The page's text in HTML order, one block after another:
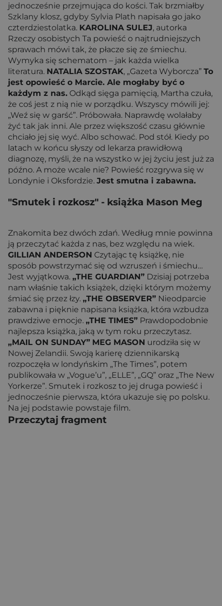
jednocześnie przejmująca do kości. Tak brzmiałby
Szklany klosz, gdyby Sylvia Plath napisała go jako
czterdziestolatka. KAROLINA SULEJ, autorka
Rzeczy osobistych Ta powieść o najtrudniejszych
sprawach mówi tak, że płacze się ze śmiechu.
Wymyka się schematom – jak każda wielka
literatura. NATALIA SZOSTAK, „Gazeta Wyborcza” To
jest opowieść o Marcie. Ale mogłaby być o
każdym z nas. Odkąd sięga pamięcią, Martha czuła,
że coś jest z nią nie w porządku. Wszyscy mówili jej:
„Weź się w garść”. Próbowała. Naprawdę wolałaby
żyć tak jak inni. Ale przez większość czasu głównie
chciało jej się wyć. Albo schować. Pod stół. Kiedy po
latach w końcu słyszy od lekarza prawidłową
diagnozę, myśli, że na wszystko w jej życiu jest już za
późno. A może wcale nie? Powieść rozgrywa się w
Londynie i Oksfordzie. Jest smutna i zabawna.
"Smutek i rozkosz" - książka Mason Meg
Znakomita bez dwóch zdań. Według mnie powinna
ją przeczytać każda z nas, bez względu na wiek.
GILLIAN ANDERSON Czytając tę książkę, nie
sposób powstrzymać się od wzruszeń i śmiechu…
Jest wyjątkowa. „THE GUARDIAN” Dzisiaj potrzeba
nam właśnie takich książek, dzięki którym możemy
śmiać się przez łzy. „THE OBSERVER” Nieodparcie
zabawna i pięknie napisana książka, która wzbudza
prawdziwe emocje. „THE TIMES” Prawdopodobnie
najlepsza książka, jaką w tym roku przeczytasz.
„MAIL ON SUNDAY” MEG MASON urodziła się w
Nowej Zelandii. Swoją karierę dziennikarską
rozpoczęła w londyńskim „The Times”, potem
publikowała w „Vogue’u”, „ELLE”, „GQ” oraz „The New
Yorkerze”. Smutek i rozkosz to jej druga powieść i
jednocześnie pierwsza, która ukazuje się po polsku.
Na jej podstawie powstaje film.
Przeczytaj fragment